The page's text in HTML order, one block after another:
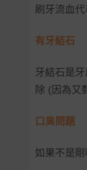
刷牙流血
有牙結石
牙結石是
除 ( 因為又
口臭問題
如果不是